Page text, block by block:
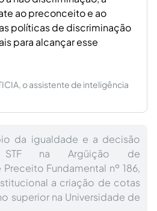
ao preconceito e ao
políticas de discriminação
para alcançar esse
o assistente de inteligência
da igualdade e a decisão
na Argüição de
Fundamental nº 186,
a criação de cotas
superior na Universidade de